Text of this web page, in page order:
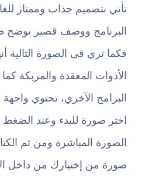
تأتي بتصميم جذاب وممتاز
البرنامج ووصف قصير يوضح
فكما تري فى الصورة التالية
الأدوات المعقدة والمربكة
البرامج الآخري، تحتوي
اختر صورة للبدء وعند الضغط
الصورة المباشرة ومن ثم
صورة من إختيارك من داخل